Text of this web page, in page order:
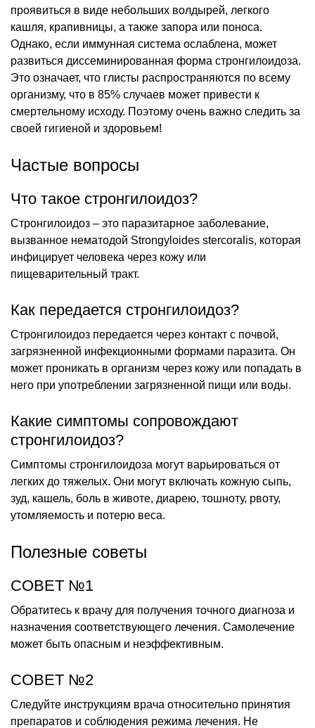
проявиться в виде небольших волдырей, легкого
кашля, крапивницы, а также запора или поноса.
Однако, если иммунная система ослаблена, может
развиться диссеминированная форма стронгилоидоза.
Это означает, что глисты распространяются по всему
организму, что в 85% случаев может привести к
смертельному исходу. Поэтому очень важно следить за
своей гигиеной и здоровьем!
Частые вопросы
Что такое стронгилоидоз?
Стронгилоидоз – это паразитарное заболевание,
вызванное нематодой Strongyloides stercoralis, которая
инфицирует человека через кожу или
пищеварительный тракт.
Как передается стронгилоидоз?
Стронгилоидоз передается через контакт с почвой,
загрязненной инфекционными формами паразита. Он
может проникать в организм через кожу или попадать в
него при употреблении загрязненной пищи или воды.
Какие симптомы сопровождают
стронгилоидоз?
Симптомы стронгилоидоза могут варьироваться от
легких до тяжелых. Они могут включать кожную сыпь,
зуд, кашель, боль в животе, диарею, тошноту, рвоту,
утомляемость и потерю веса.
Полезные советы
СОВЕТ №1
Обратитесь к врачу для получения точного диагноза и
назначения соответствующего лечения. Самолечение
может быть опасным и неэффективным.
СОВЕТ №2
Следуйте инструкциям врача относительно принятия
препаратов и соблюдения режима лечения. Не